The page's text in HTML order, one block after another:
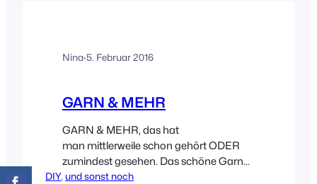
Nina·5. Februar 2016
GARN & MEHR
GARN & MEHR, das hat
man mittlerweile schon gehört ODER
zumindest gesehen. Das schöne Garn
von Birgit Hahn, Grafik- und
DIY, und sonst noch